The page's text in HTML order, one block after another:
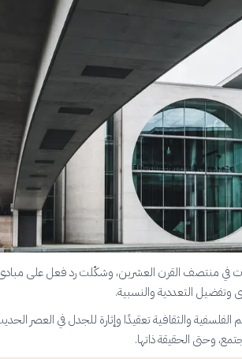
في منتصف القرن العشرين، وشكّلت رد فعل على
وتفضيل التعددية والنسبية.
والثقافية تعقيدًا وإثارة للجدل في العصر
وحتى الحقيقة ذاتها.